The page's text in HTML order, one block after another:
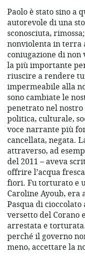
Paolo è stato sino a
autorevole di una
sconosciuta,
nonviolenta in terra
coniugazione di non
la più importante
riuscire a rendere
impermeabile alla
sono cambiate le
penetrato nel
politica, culturale,
voce narrante più
cancellata, negata.
attraverso, ad
del 2011 – aveva
offrire l’acqua
fiori. Fu torturato e
Caroline Ayoub,
Pasqua di
versetto del Corano
arrestata e
perché il governo
meno, accettare la